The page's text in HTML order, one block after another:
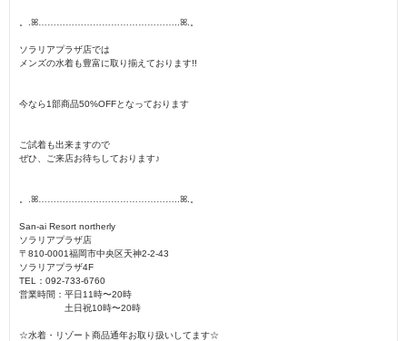
。.ꕤ︎︎………………………………………..ꕤ︎︎.。
ソラリアプラザ店では
メンズの水着も豊富に取り揃えております!!
今なら1部商品50%OFFとなっております
ご試着も出来ますので
ぜひ、ご来店お待ちしております♪
。.ꕤ︎︎………………………………………..ꕤ︎︎.。
San-ai Resort northerly
ソラリアプラザ店
〒810-0001福岡市中央区天神2-2-43
ソラリアプラザ4F
TEL：092-733-6760
営業時間：平日11時〜20時
土日祝10時〜20時
☆水着・リゾート商品通年お取り扱いしてます☆